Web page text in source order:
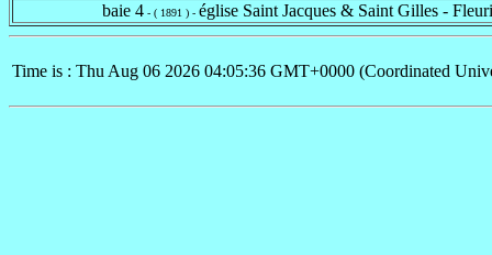
baie 4 - ( 1891 ) -église Saint Jacques & Saint Gilles -
Time is : Thu Aug 06 2026 04:05:36 GMT+0000 (Coordinated